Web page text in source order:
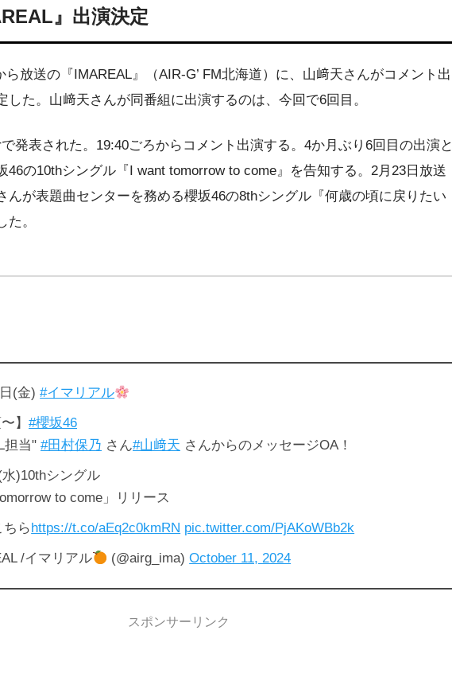
』出演決定
ら放送の『IMAREAL』（AIR-G’ FM北海道）に、山﨑天さんがコメント出
した。山﨑天さんが同番組に出演するのは、今回で6回目。
で発表された。19:40ごろからコメント出演する。4か月ぶり6回目の出演と
46の10thシングル『I want tomorrow to come』を告知する。2月23日放送
んが表題曲センターを務める櫻坂46の8thシングル『何歳の頃に戻りたい
。
(金)#イマリアル
】 #櫻坂46
担当" #田村保乃 さん#山﨑天 さんからのメッセージOA！
)10thシングル
to come」リリース
ちら https://t.co/aEq2c0kmRN pic.twitter.com/PjAKoWBb2k
/イマリアル
(@airg_ima)October 11, 2024
スポンサーリンク